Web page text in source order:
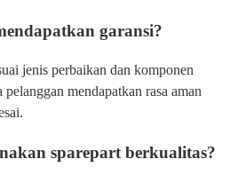
garansi?
jenis perbaikan dan komponen
mendapatkan rasa aman
sparepart berkualitas?